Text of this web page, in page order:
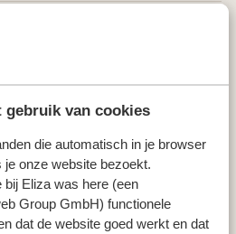
gebruik van cookies
die automatisch in je browser
onze website bezoekt.
bij Eliza was here (een
Group GmbH) functionele
dat de website goed werkt en dat
Griekenland
Spanje
Italië
Portugal